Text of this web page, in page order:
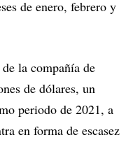
de enero, febrero y
la compañía de
de dólares, un
periodo de 2021, a
en forma de escasez